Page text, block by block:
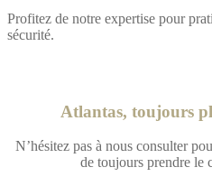
Profitez de notre expertise pour
sécurité.
Atlantas, toujours
N’hésitez pas à nous consulter
de toujours prendre le